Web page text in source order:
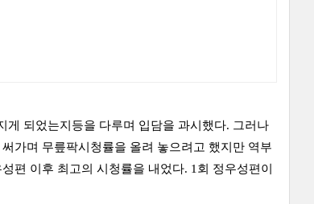
게 되었는지등을 다루며 입담을 과시했다. 그러나
가며 무릎팍시청률을 올려 놓으려고 했지만 역부
편 이후 최고의 시청률을 내었다. 1회 정우성편이